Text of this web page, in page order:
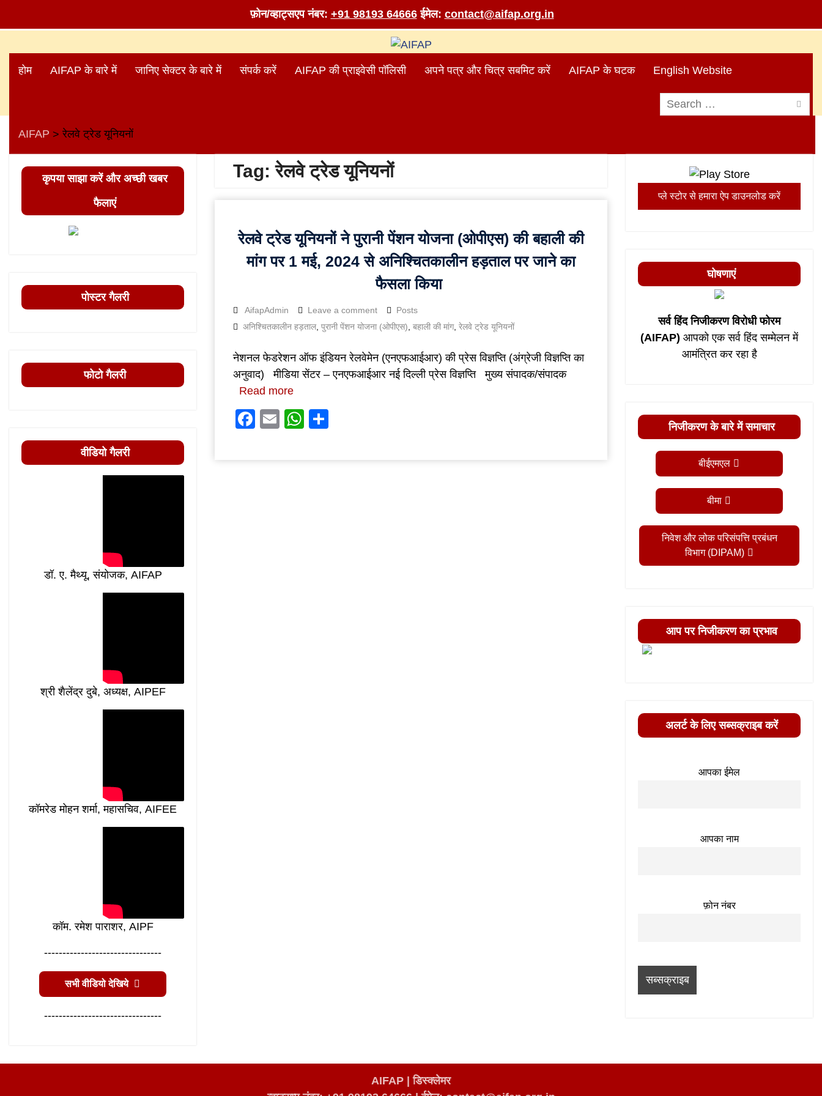
फ़ोन/व्हाट्सएप नंबर: +91 98193 64666 ईमेल: contact@aifap.org.in
content
होम AIFAP के बारे में जानिए सेक्टर के बारे में संपर्क करें AIFAP की प्राइवेसी पॉलिसी अपने पत्र और चित्र सबमिट करें AIFAP के घटक English Website
Search
for:
AIFAP > रेलवे ट्रेड यूनियनों
Tag:रेलवे ट्रेड यूनियनों
रेलवे ट्रेड यूनियनों ने पुरानी पेंशन योजना (ओपीएस) की बहाली की
मांग पर 1 मई, 2024 से अनिश्चितकालीन हड़ताल पर जाने का
फैसला किया
AifapAdmin Leave a comment
Posts
अनिश्चितकालीन हड़ताल पुरानी पेंशन योजना (ओपीएस) बहाली की मांग, रेलवे ट्रेड यूनियनों
नेशनल फेडरेशन ऑफ इंडियन रेलवेमेन (एनएफआईआर) की प्रेस विज्ञप्ति (अंग्रेजी विज्ञप्ति का
अनुवाद) मीडिया सेंटर – एनएफआईआर नई दिल्ली प्रेस विज्ञप्ति मुख्य संपादक/संपादक
Read more
Facebook
EmailWhatsApp
प्ले स्टोर से हमारा ऐप डाउनलोड करें
घोषणाएं
सर्व हिंद निजीकरण विरोधी फोरम
(AIFAP) आपको एक सर्व हिंद सम्मेलन में
आमंत्रित कर रहा है
निजीकरण के बारे में समाचार
बीईएमएल
बीमा
निवेश और लोक परिसंपत्ति प्रबंधन
विभाग (DIPAM)
आप पर निजीकरण का प्रभाव
अलर्ट के लिए सब्सक्राइब करें
आपका ईमेल
आपका नाम
फ़ोन नंबर
कृपया साझा करें और अच्छी खबर
फैलाएं
पोस्टर गैलरी
फोटो गैलरी
वीडियो गैलरी
डॉ. ए. मैथ्यू, संयोजक, AIFAP
श्री शैलेंद्र दुबे, अध्यक्ष, AIPEF
कॉमरेड मोहन शर्मा, महासचिव, AIFEE
कॉम. रमेश पाराशर, AIPF
--------------------------------
सभी वीडियो देखिये
--------------------------------
AIFAP |डिस्क्लेमर